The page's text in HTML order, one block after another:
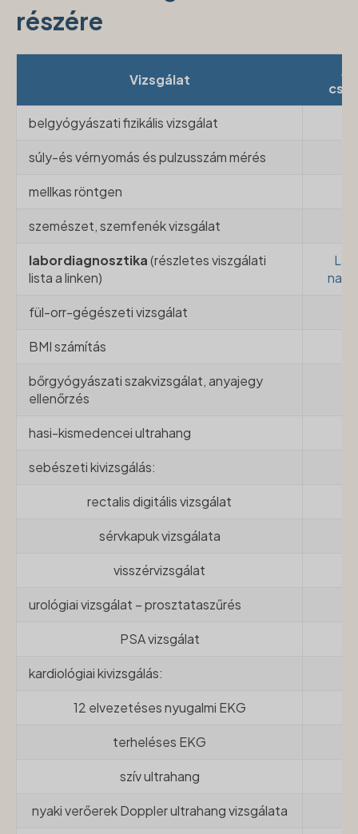
részére
Vizsgálat
belgyógyászati fizikális vizsgálat
súly-és vérnyomás és pulzusszám mérés
mellkas röntgen
szemészet, szemfenék vizsgálat
labordiagnosztika(részletes viszgálati
lista a linken)
fül-orr-gégészeti vizsgálat
BMI számítás
bőrgyógyászati szakvizsgálat, anyajegy
ellenőrzés
hasi-kismedencei ultrahang
sebészeti kivizsgálás:
rectalis digitális vizsgálat
sérvkapuk vizsgálata
visszérvizsgálat
urológiai vizsgálat – prosztataszűrés
PSA vizsgálat
kardiológiai kivizsgálás:
12 elvezetéses nyugalmi EKG
terheléses EKG
szív ultrahang
nyaki verőerek Doppler ultrahang vizsgálata